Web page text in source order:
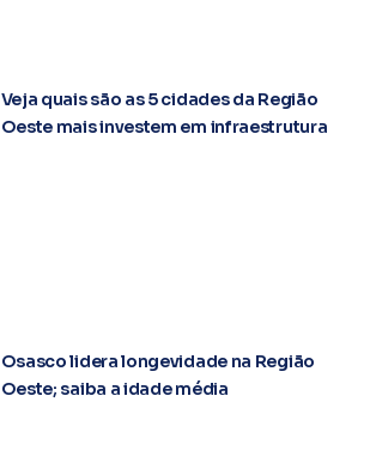
Veja quais são as 5 cidades da Região
Oeste mais investem em infraestrutura
Osasco lidera longevidade na Região
Oeste; saiba a idade média